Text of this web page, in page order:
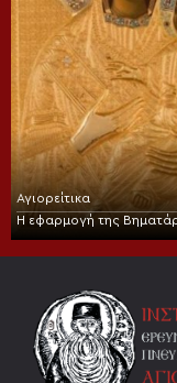
Αγιορείτικα
Η εφαρμογή της